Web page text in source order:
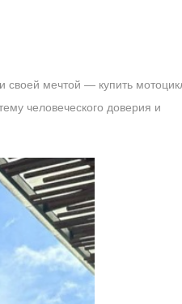
своей мечтой — купить
человеческого доверия и